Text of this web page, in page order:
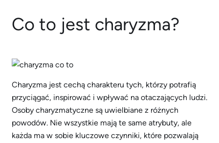
Co to jest charyzma?
Charyzma jest cechą charakteru tych, którzy potrafią
przyciągać, inspirować i wpływać na otaczających ludzi.
Osoby charyzmatyczne są uwielbiane z różnych
powodów. Nie wszystkie mają te same atrybuty, ale
każda ma w sobie kluczowe czynniki, które pozwalają